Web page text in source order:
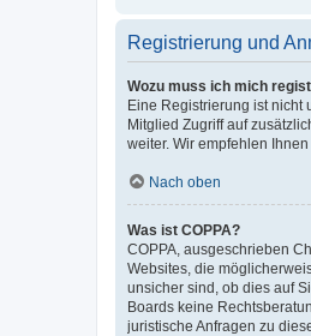
Registrierung und
Wozu muss ich mich
Eine Registrierung ist nicht
Mitglied Zugriff auf
weiter. Wir empfehlen
Nach oben
Was ist COPPA?
COPPA, ausgeschrieben
Websites, die
unsicher sind, ob dies auf
Boards keine
juristische Anfragen zu